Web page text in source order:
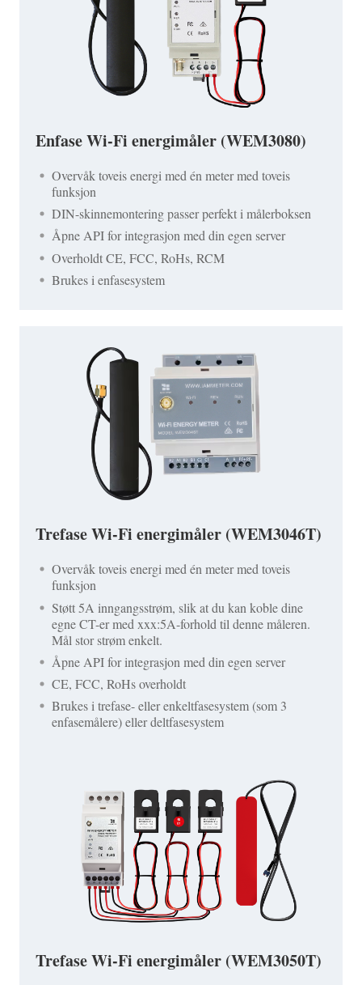
Enfase Wi-Fi energimåler (WEM3080)
Overvåk toveis energi med én meter med toveis
funksjon
DIN-skinnemontering passer perfekt i målerboksen
Åpne API for integrasjon med din egen server
Overholdt CE, FCC, RoHs, RCM
Brukes i enfasesystem
Trefase Wi-Fi energimåler (WEM3046T)
Overvåk toveis energi med én meter med toveis
funksjon
Støtt 5A inngangsstrøm, slik at du kan koble dine
egne CT-er med xxx:5A-forhold til denne måleren.
Mål stor strøm enkelt.
Åpne API for integrasjon med din egen server
CE, FCC, RoHs overholdt
Brukes i trefase- eller enkeltfasesystem (som 3
enfasemålere) eller deltfasesystem
Trefase Wi-Fi energimåler (WEM3050T)